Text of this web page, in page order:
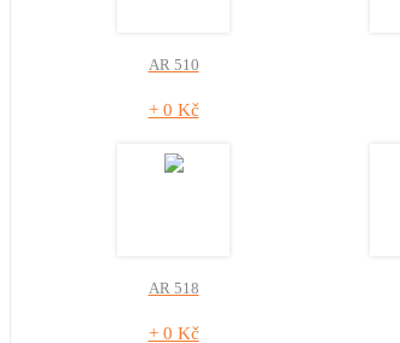
AR 510
+ 0 Kč
AR 518
+ 0 Kč